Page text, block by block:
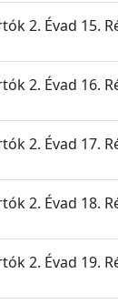
2. Évad 15.
2. Évad 16.
2. Évad 17.
2. Évad 18.
2. Évad 19.